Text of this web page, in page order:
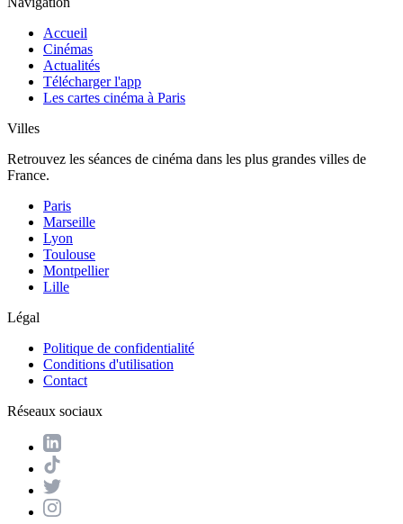
Accueil
Cinémas
Actualités
Télécharger l'app
Les cartes cinéma à Paris
Villes
Retrouvez les séances de cinéma dans les plus grandes villes de
France.
Paris
Marseille
Lyon
Toulouse
Montpellier
Lille
Légal
Politique de confidentialité
Conditions d'utilisation
Contact
Réseaux sociaux